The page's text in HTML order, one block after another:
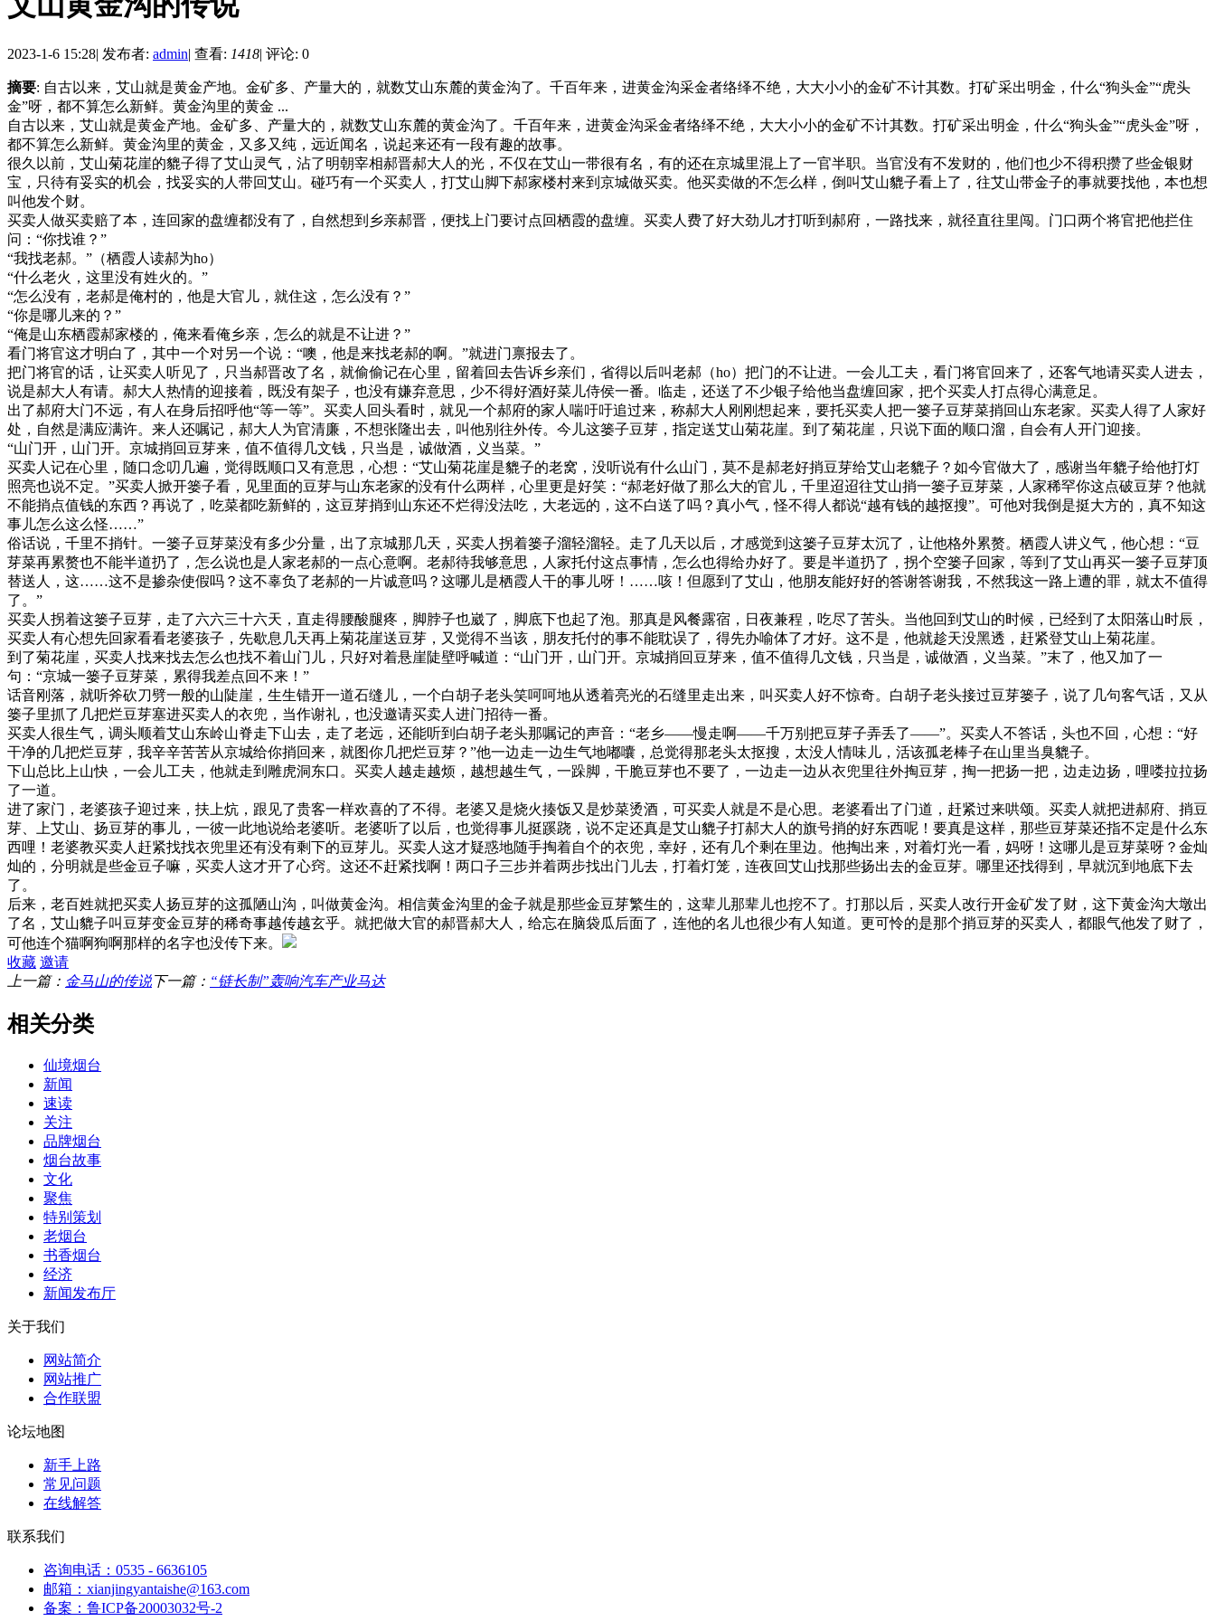
2023-1-6 15:28| 发布者: admin| 查看: 1418| 评论: 0
摘要: 自古以来，艾山就是黄金产地。金矿多、产量大的，就数艾山东麓的黄金沟了。千百年来，进黄金沟采金者络绎不绝，大大小小的金矿不计其数。打矿采出明金，什么“狗头金”“虎头
金”呀，都不算怎么新鲜。黄金沟里的黄金 ...
自古以来，艾山就是黄金产地。金矿多、产量大的，就数艾山东麓的黄金沟了。千百年来，进黄金沟采金者络绎不绝，大大小小的金矿不计其数。打矿采出明金，什么“狗头金”“虎头金”呀，
都不算怎么新鲜。黄金沟里的黄金，又多又纯，远近闻名，说起来还有一段有趣的故事。
很久以前，艾山菊花崖的貔子得了艾山灵气，沾了明朝宰相郝晋郝大人的光，不仅在艾山一带很有名，有的还在京城里混上了一官半职。当官没有不发财的，他们也少不得积攒了些金银财
宝，只待有妥实的机会，找妥实的人带回艾山。碰巧有一个买卖人，打艾山脚下郝家楼村来到京城做买卖。他买卖做的不怎么样，倒叫艾山貔子看上了，往艾山带金子的事就要找他，本也想
叫他发个财。
买卖人做买卖赔了本，连回家的盘缠都没有了，自然想到乡亲郝晋，便找上门要讨点回栖霞的盘缠。买卖人费了好大劲儿才打听到郝府，一路找来，就径直往里闯。门口两个将官把他拦住
问：“你找谁？”
“我找老郝。”（栖霞人读郝为ho）
“什么老火，这里没有姓火的。”
“怎么没有，老郝是俺村的，他是大官儿，就住这，怎么没有？”
“你是哪儿来的？”
“俺是山东栖霞郝家楼的，俺来看俺乡亲，怎么的就是不让进？”
看门将官这才明白了，其中一个对另一个说：“噢，他是来找老郝的啊。”就进门禀报去了。
把门将官的话，让买卖人听见了，只当郝晋改了名，就偷偷记在心里，留着回去告诉乡亲们，省得以后叫老郝（ho）把门的不让进。一会儿工夫，看门将官回来了，还客气地请买卖人进去，
说是郝大人有请。郝大人热情的迎接着，既没有架子，也没有嫌弃意思，少不得好酒好菜儿侍侯一番。临走，还送了不少银子给他当盘缠回家，把个买卖人打点得心满意足。
出了郝府大门不远，有人在身后招呼他“等一等”。买卖人回头看时，就见一个郝府的家人喘吁吁追过来，称郝大人刚刚想起来，要托买卖人把一篓子豆芽菜捎回山东老家。买卖人得了人家好
处，自然是满应满许。来人还嘱记，郝大人为官清廉，不想张隆出去，叫他别往外传。今儿这篓子豆芽，指定送艾山菊花崖。到了菊花崖，只说下面的顺口溜，自会有人开门迎接。
“山门开，山门开。京城捎回豆芽来，值不值得几文钱，只当是，诚做酒，义当菜。”
买卖人记在心里，随口念叨几遍，觉得既顺口又有意思，心想：“艾山菊花崖是貔子的老窝，没听说有什么山门，莫不是郝老好捎豆芽给艾山老貔子？如今官做大了，感谢当年貔子给他打灯
照亮也说不定。”买卖人掀开篓子看，见里面的豆芽与山东老家的没有什么两样，心里更是好笑：“郝老好做了那么大的官儿，千里迢迢往艾山捎一篓子豆芽菜，人家稀罕你这点破豆芽？他就
不能捎点值钱的东西？再说了，吃菜都吃新鲜的，这豆芽捎到山东还不烂得没法吃，大老远的，这不白送了吗？真小气，怪不得人都说“越有钱的越抠搜”。可他对我倒是挺大方的，真不知这
事儿怎么这么怪……”
俗话说，千里不捎针。一篓子豆芽菜没有多少分量，出了京城那几天，买卖人拐着篓子溜轻溜轻。走了几天以后，才感觉到这篓子豆芽太沉了，让他格外累赘。栖霞人讲义气，他心想：“豆
芽菜再累赘也不能半道扔了，怎么说也是人家老郝的一点心意啊。老郝待我够意思，人家托付这点事情，怎么也得给办好了。要是半道扔了，拐个空篓子回家，等到了艾山再买一篓子豆芽顶
替送人，这……这不是掺杂使假吗？这不辜负了老郝的一片诚意吗？这哪儿是栖霞人干的事儿呀！……咳！但愿到了艾山，他朋友能好好的答谢答谢我，不然我这一路上遭的罪，就太不值得
了。”
买卖人拐着这篓子豆芽，走了六六三十六天，直走得腰酸腿疼，脚脖子也崴了，脚底下也起了泡。那真是风餐露宿，日夜兼程，吃尽了苦头。当他回到艾山的时候，已经到了太阳落山时辰，
买卖人有心想先回家看看老婆孩子，先歇息几天再上菊花崖送豆芽，又觉得不当该，朋友托付的事不能耽误了，得先办喻体了才好。这不是，他就趁天没黑透，赶紧登艾山上菊花崖。
到了菊花崖，买卖人找来找去怎么也找不着山门儿，只好对着悬崖陡壁呼喊道：“山门开，山门开。京城捎回豆芽来，值不值得几文钱，只当是，诚做酒，义当菜。”末了，他又加了一
句：“京城一篓子豆芽菜，累得我差点回不来！”
话音刚落，就听斧砍刀劈一般的山陡崖，生生错开一道石缝儿，一个白胡子老头笑呵呵地从透着亮光的石缝里走出来，叫买卖人好不惊奇。白胡子老头接过豆芽篓子，说了几句客气话，又从
篓子里抓了几把烂豆芽塞进买卖人的衣兜，当作谢礼，也没邀请买卖人进门招待一番。
买卖人很生气，调头顺着艾山东岭山脊走下山去，走了老远，还能听到白胡子老头那嘱记的声音：“老乡——慢走啊——千万别把豆芽子弄丢了——”。买卖人不答话，头也不回，心想：“好
干净的几把烂豆芽，我辛辛苦苦从京城给你捎回来，就图你几把烂豆芽？”他一边走一边生气地嘟囔，总觉得那老头太抠搜，太没人情味儿，活该孤老棒子在山里当臭貔子。
下山总比上山快，一会儿工夫，他就走到雕虎洞东口。买卖人越走越烦，越想越生气，一跺脚，干脆豆芽也不要了，一边走一边从衣兜里往外掏豆芽，掏一把扬一把，边走边扬，哩喽拉拉扬
了一道。
进了家门，老婆孩子迎过来，扶上炕，跟见了贵客一样欢喜的了不得。老婆又是烧火揍饭又是炒菜烫酒，可买卖人就是不是心思。老婆看出了门道，赶紧过来哄颂。买卖人就把进郝府、捎豆
芽、上艾山、扬豆芽的事儿，一彼一此地说给老婆听。老婆听了以后，也觉得事儿挺蹊跷，说不定还真是艾山貔子打郝大人的旗号捎的好东西呢！要真是这样，那些豆芽菜还指不定是什么东
西哩！老婆教买卖人赶紧找找衣兜里还有没有剩下的豆芽儿。买卖人这才疑惑地随手掏着自个的衣兜，幸好，还有几个剩在里边。他掏出来，对着灯光一看，妈呀！这哪儿是豆芽菜呀？金灿
灿的，分明就是些金豆子嘛，买卖人这才开了心窍。这还不赶紧找啊！两口子三步并着两步找出门儿去，打着灯笼，连夜回艾山找那些扬出去的金豆芽。哪里还找得到，早就沉到地底下去
了。
后来，老百姓就把买卖人扬豆芽的这孤陋山沟，叫做黄金沟。相信黄金沟里的金子就是那些金豆芽繁生的，这辈儿那辈儿也挖不了。打那以后，买卖人改行开金矿发了财，这下黄金沟大墩出
了名，艾山貔子叫豆芽变金豆芽的稀奇事越传越玄乎。就把做大官的郝晋郝大人，给忘在脑袋瓜后面了，连他的名儿也很少有人知道。更可怜的是那个捎豆芽的买卖人，都眼气他发了财了，
可他连个猫啊狗啊那样的名字也没传下来。
收藏 邀请
上一篇： 金马山的传说下一篇： “链长制”轰响汽车产业马达
相关分类
仙境烟台
新闻
速读
关注
品牌烟台
烟台故事
文化
聚焦
特别策划
老烟台
书香烟台
经济
新闻发布厅
关于我们
网站简介
网站推广
合作联盟
论坛地图
新手上路
常见问题
在线解答
联系我们
咨询电话：0535 - 6636105
邮箱：xianjingyantaishe@163.com
备案：鲁ICP备20003032号-2